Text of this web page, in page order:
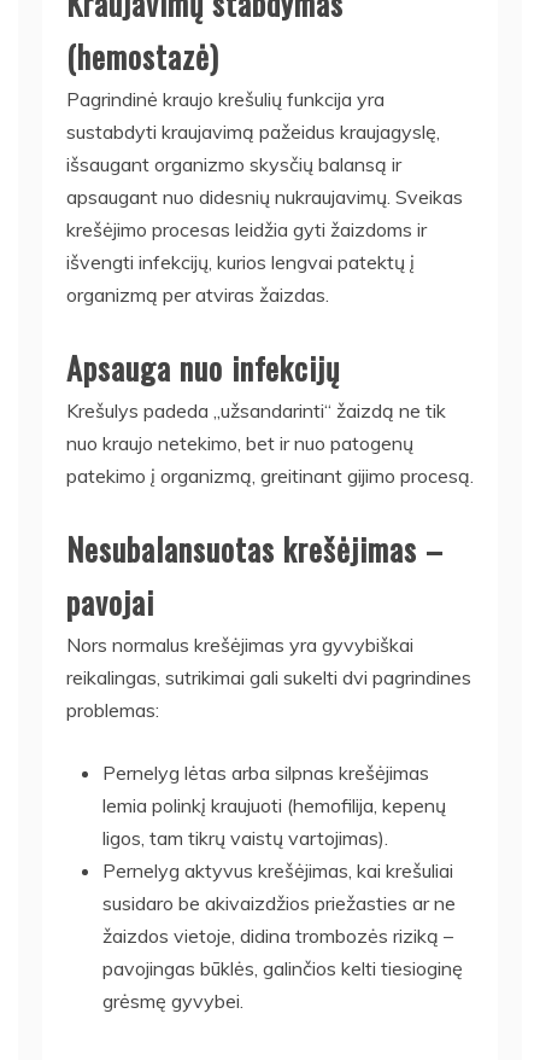
(hemostazė)
Pagrindinė kraujo krešulių funkcija yra
sustabdyti kraujavimą pažeidus kraujagyslę,
išsaugant organizmo skysčių balansą ir
apsaugant nuo didesnių nukraujavimų. Sveikas
krešėjimo procesas leidžia gyti žaizdoms ir
išvengti infekcijų, kurios lengvai patektų į
organizmą per atviras žaizdas.
Apsauga nuo infekcijų
Krešulys padeda „užsandarinti“ žaizdą ne tik
nuo kraujo netekimo, bet ir nuo patogenų
patekimo į organizmą, greitinant gijimo procesą.
Nesubalansuotas krešėjimas –
pavojai
Nors normalus krešėjimas yra gyvybiškai
reikalingas, sutrikimai gali sukelti dvi pagrindines
problemas:
Pernelyg lėtas arba silpnas krešėjimas
lemia polinkį kraujuoti (hemofilija, kepenų
ligos, tam tikrų vaistų vartojimas).
Pernelyg aktyvus krešėjimas, kai krešuliai
susidaro be akivaizdžios priežasties ar ne
žaizdos vietoje, didina trombozės riziką –
pavojingas būklės, galinčios kelti tiesioginę
grėsmę gyvybei.